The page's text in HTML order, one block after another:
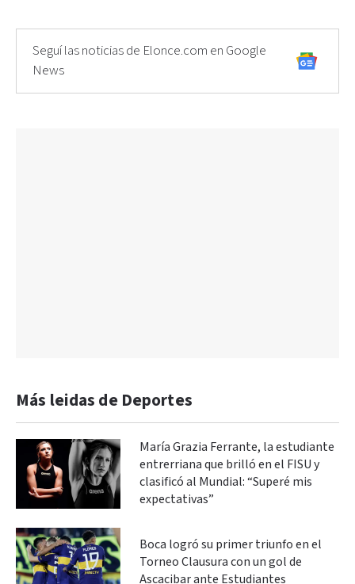
Seguí las noticias de Elonce.com en Google
News
Más leidas de Deportes
María Grazia Ferrante, la estudiante
entrerriana que brilló en el FISU y
clasificó al Mundial: “Superé mis
expectativas”
Boca logró su primer triunfo en el
Torneo Clausura con un gol de
Ascacibar ante Estudiantes